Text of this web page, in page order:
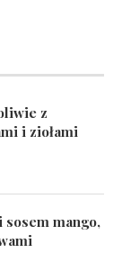
z
i ziołami
sosem mango,